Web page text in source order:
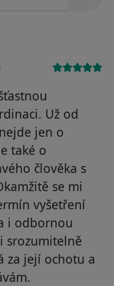
nabídneme
Už od
jen o
také o
člověka s
se mi
vyšetření
i odbornou
srozumitelně
za její ochotu a